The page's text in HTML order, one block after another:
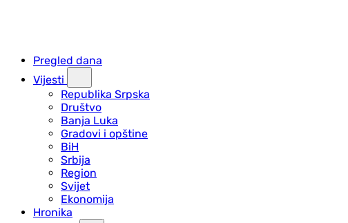
Pregled dana
Vijesti
Republika Srpska
Društvo
Banja Luka
Gradovi i opštine
BiH
Srbija
Region
Svijet
Ekonomija
Hronika